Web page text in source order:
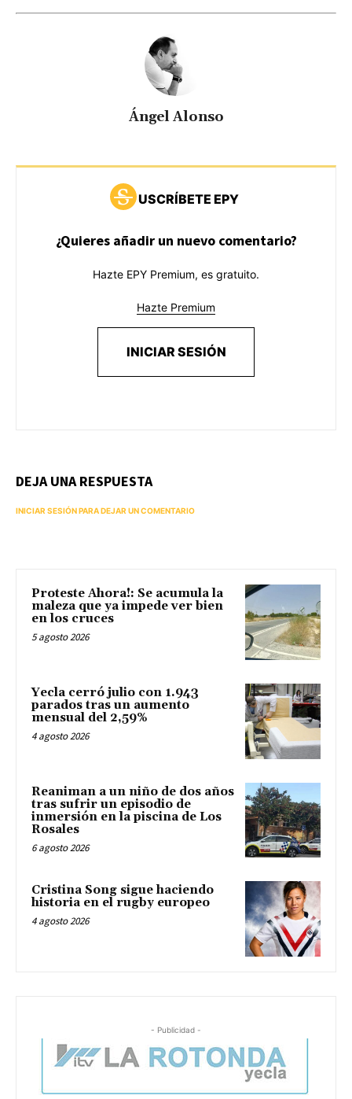
Ángel Alonso
USCRÍBETE EPY
¿Quieres añadir un nuevo comentario?
Hazte EPY Premium, es gratuito.
Hazte Premium
INICIAR SESIÓN
DEJA UNA RESPUESTA
INICIAR SESIÓN PARA DEJAR UN COMENTARIO
Proteste Ahora!: Se acumula la
maleza que ya impede ver bien
en los cruces
5 agosto 2026
Yecla cerró julio con 1.943
parados tras un aumento
mensual del 2,59%
4 agosto 2026
Reaniman a un niño de dos años
tras sufrir un episodio de
inmersión en la piscina de Los
Rosales
6 agosto 2026
Cristina Song sigue haciendo
historia en el rugby europeo
4 agosto 2026
- Publicidad -